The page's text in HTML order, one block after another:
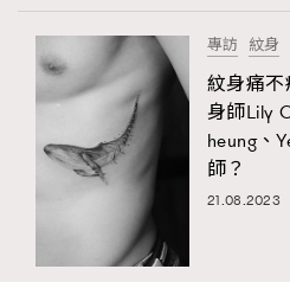
專訪 紋身
紋身痛不
身師Lily
heung、
師？
21.08.2023